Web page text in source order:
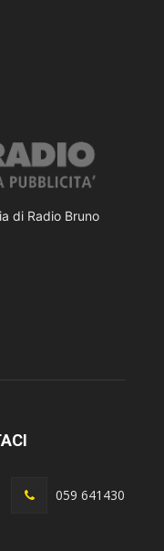
di Radio Bruno
059 641430